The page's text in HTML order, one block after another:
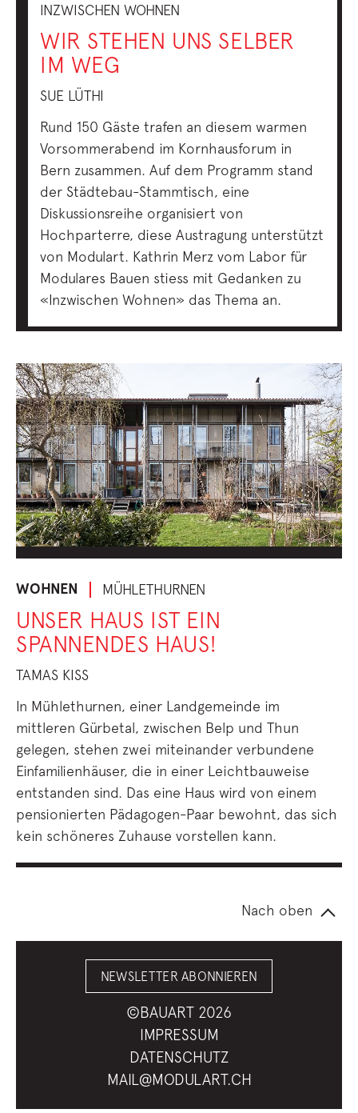
INZWISCHEN WOHNEN
WIR STEHEN UNS SELBER
IM WEG
SUE LÜTHI
Rund 150 Gäste trafen an diesem warmen
Vorsommerabend im Kornhausforum in
Bern zusammen. Auf dem Programm stand
der Städtebau-Stammtisch, eine
Diskussionsreihe organisiert von
Hochparterre, diese Austragung unterstützt
von Modulart. Kathrin Merz vom Labor für
Modulares Bauen stiess mit Gedanken zu
«Inzwischen Wohnen» das Thema an.
WOHNEN MÜHLETHURNEN
UNSER HAUS IST EIN
SPANNENDES HAUS!
TAMAS KISS
In Mühlethurnen, einer Landgemeinde im
mittleren Gürbetal, zwischen Belp und Thun
gelegen, stehen zwei miteinander verbundene
Einfamilienhäuser, die in einer Leichtbauweise
entstanden sind. Das eine Haus wird von einem
pensionierten Pädagogen-Paar bewohnt, das sich
kein schöneres Zuhause vorstellen kann.
Nach oben
NEWSLETTER ABONNIEREN
©BAUART 2026
IMPRESSUM
DATENSCHUTZ
MAIL@MODULART.CH